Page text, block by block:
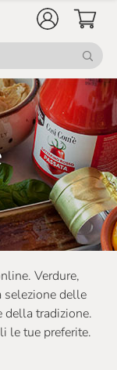
Verdure,
selezione delle
tradizione.
le tue preferite.